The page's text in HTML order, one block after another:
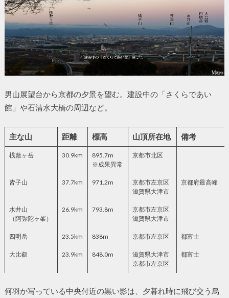
男山展望台から京都の夕景を望む。建設中の「さくらであい
館」や石清水大橋の周辺など。
主な山 距離 標高 山頂所在地 備考
桟敷ヶ岳 30.9km
895.7m
※成果異常
京都市北区
皆子山 37.7km 971.2m
京都市左京区
滋賀県大津市
京都府最高峰
水井山
（阿弥陀ヶ峯）
26.9km 793.8m
京都市左京区
滋賀県大津市
四明岳 23.5km 838m 京都市左京区 都富士
大比叡 23.9km 848.0m
滋賀県大津市
京都市左京区
都富士
何羽か写っている中央付近の黒い影は、夕暮れ時に飛び交う烏